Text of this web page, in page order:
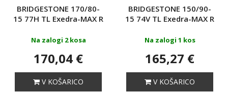
BRIDGESTONE 170/80-
15 77H TL Exedra-MAX R
Na zalogi 2 kosa
170,04 €
V KOŠARICO
BRIDGESTONE 150/90-
15 74V TL Exedra-MAX R
Na zalogi 1 kos
165,27 €
V KOŠARICO